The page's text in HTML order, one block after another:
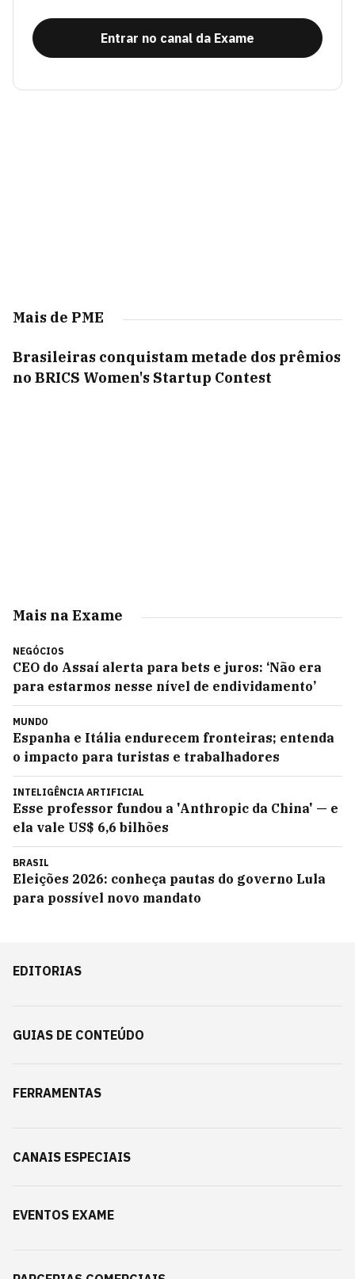
Entrar no canal da Exame
Mais de PME
Brasileiras conquistam metade dos prêmios
no BRICS Women's Startup Contest
Mais na Exame
NEGÓCIOS
CEO do Assaí alerta para bets e juros: ‘Não era
para estarmos nesse nível de endividamento’
MUNDO
Espanha e Itália endurecem fronteiras; entenda
o impacto para turistas e trabalhadores
INTELIGÊNCIA ARTIFICIAL
Esse professor fundou a 'Anthropic da China' — e
ela vale US$ 6,6 bilhões
BRASIL
Eleições 2026: conheça pautas do governo Lula
para possível novo mandato
EDITORIAS
GUIAS DE CONTEÚDO
FERRAMENTAS
CANAIS ESPECIAIS
EVENTOS EXAME